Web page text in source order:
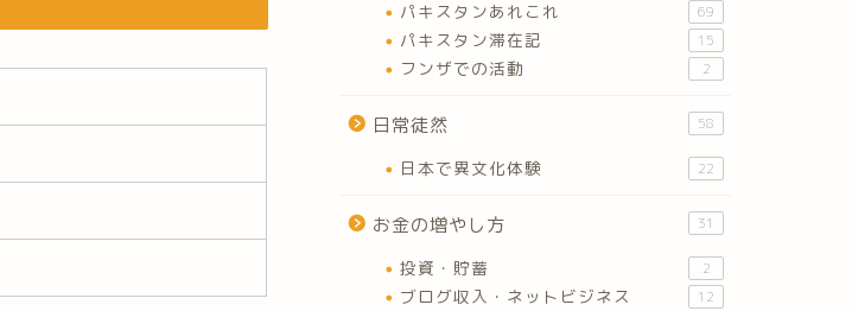
パキスタンあれこれ 69
パキスタン滞在記 15
フンザでの活動 2
日常徒然 58
日本で異文化体験 22
お金の増やし方 31
投資・貯蓄 2
ブログ収入・ネットビジネス 12